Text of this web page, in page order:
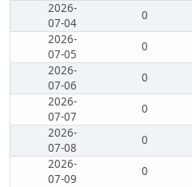
2026-
07-04
0
2026-
07-05
0
2026-
07-06
0
2026-
07-07
0
2026-
07-08
0
2026-
07-09
0